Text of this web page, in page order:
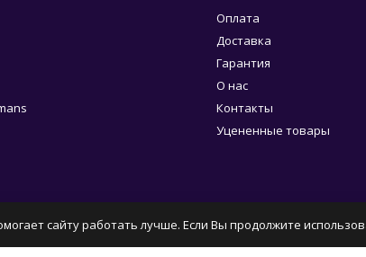
Оплата
Доставка
Гарантия
О нас
Контакты
Уцененные товары
сайту работать лучше. Если Вы продолжите